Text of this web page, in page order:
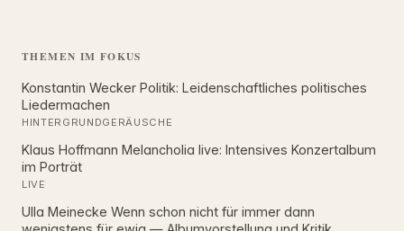
THEMEN IM FOKUS
Konstantin Wecker Politik: Leidenschaftliches politisches
Liedermachen
HINTERGRUNDGERÄUSCHE
Klaus Hoffmann Melancholia live: Intensives Konzertalbum
im Porträt
LIVE
Ulla Meinecke Wenn schon nicht für immer dann